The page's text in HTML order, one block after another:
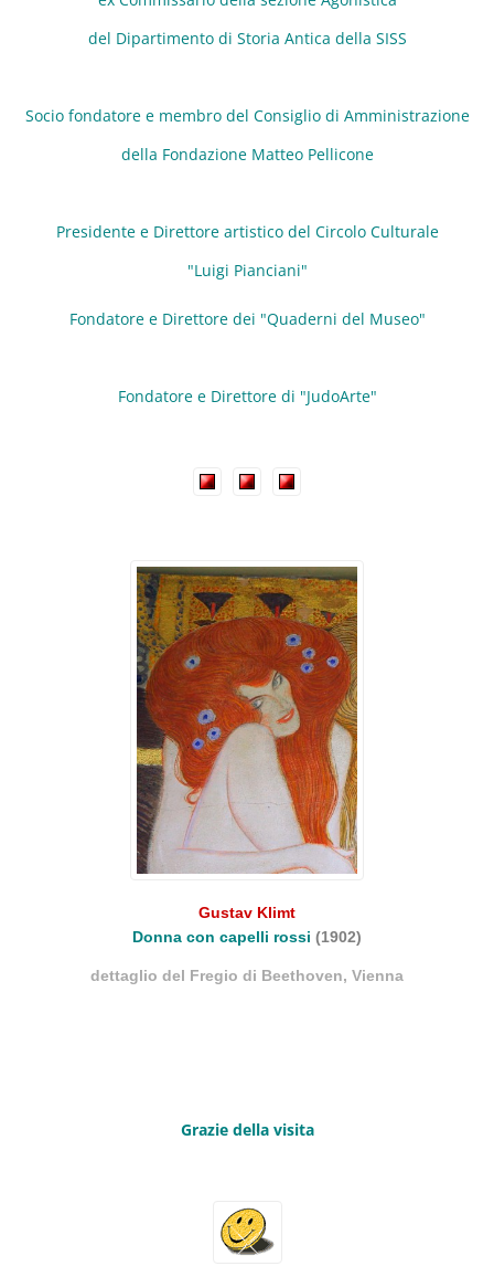
del Dipartimento di Storia Antica della SISS
Socio fondatore e membro del Consiglio di Amministrazione
della Fondazione Matteo Pellicone
Presidente e Direttore artistico del Circolo Culturale
"Luigi Pianciani"
Fondatore e Direttore dei "Quaderni del Museo"
Fondatore e Direttore di "JudoArte"
Gustav Klimt
Donna con capelli rossi (1902)
dettaglio del Fregio di Beethoven, Vienna
Grazie della visita